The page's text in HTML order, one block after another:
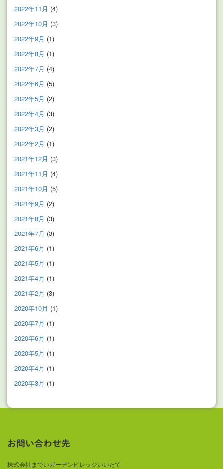
2022年11月 (4)
2022年10月 (3)
2022年9月 (1)
2022年8月 (1)
2022年7月 (4)
2022年6月 (5)
2022年5月 (2)
2022年4月 (3)
2022年3月 (2)
2022年2月 (1)
2021年12月 (3)
2021年11月 (4)
2021年10月 (5)
2021年9月 (2)
2021年8月 (3)
2021年7月 (3)
2021年6月 (1)
2021年5月 (1)
2021年4月 (1)
2021年2月 (3)
2020年10月 (1)
2020年7月 (1)
2020年6月 (1)
2020年5月 (1)
2020年4月 (1)
2020年3月 (1)
お問い合わせ先
株式会社までいガーデンビレッジいいたて